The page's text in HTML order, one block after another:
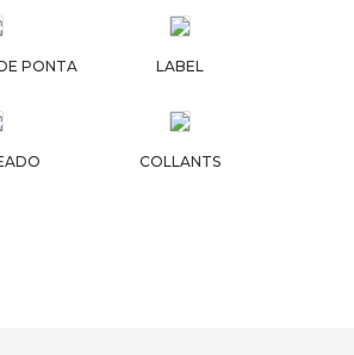
PONTA LABEL
COLLANTS